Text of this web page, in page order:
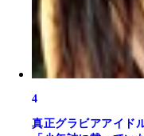
4
真正グラビアアイド